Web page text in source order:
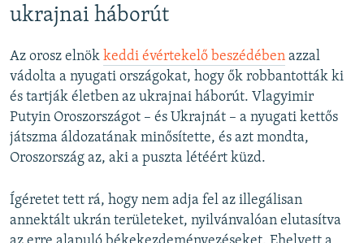
ukrajnai háborút
Az orosz elnök keddi évértekelő beszédében azzal
vádolta a nyugati országokat, hogy ők robbantották ki
és tartják életben az ukrajnai háborút. Vlagyimir
Putyin Oroszországot – és Ukrajnát – a nyugati kettős
játszma áldozatának minősítette, és azt mondta,
Oroszország az, aki a puszta létéért küzd.
Ígéretet tett rá, hogy nem adja fel az illegálisan
annektált ukrán területeket, nyilvánvalóan elutasítva